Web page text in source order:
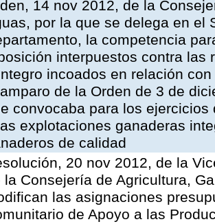
14 nov 2012, de la
por la que se delega en el
la competencia
interpuestos contra las
incoados en relación
de la Orden de 3 de
convocaba para los
explotaciones ganaderas
de calidad
20 nov 2012, de la
la Consejería de Agricultura,
las asignaciones
de Apoyo a las